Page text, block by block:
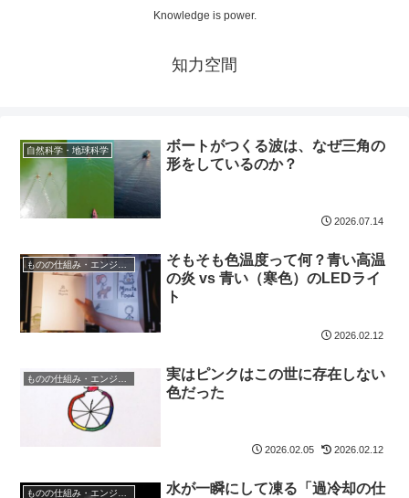
Knowledge is power.
知力空間
自然科学・地球科学
ボートがつくる波は、なぜ三角の
形をしているのか？
2026.07.14
そもそも色温度って何？青い高温
の炎 vs 青い（寒色）のLEDライ
ト
2026.02.12
実はピンクはこの世に存在しない
色だった
2026.02.05 2026.02.12
水が一瞬にして凍る「過冷却の仕